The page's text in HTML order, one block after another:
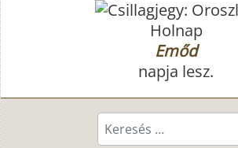
Holnap
Emőd
napja lesz.
Keresés...